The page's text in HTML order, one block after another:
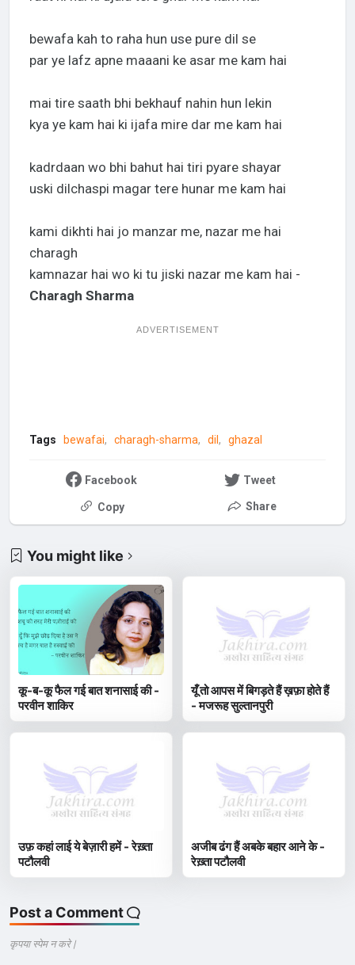
bewafa kah to raha hun use pure dil se
par ye lafz apne maaani ke asar me kam hai
mai tire saath bhi bekhauf nahin hun lekin
kya ye kam hai ki ijafa mire dar me kam hai
kadrdaan wo bhi bahut hai tiri pyare shayar
uski dilchaspi magar tere hunar me kam hai
kami dikhti hai jo manzar me, nazar me hai
charagh
kamnazar hai wo ki tu jiski nazar me kam hai -
Charagh Sharma
ADVERTISEMENT
Tags bewafai charagh-sharma dil ghazal
Facebook Tweet
Copy Share
You might like
कू-ब-कू फैल गई बात शनासाई की -
परवीन शाकिर
यूँ तो आपस में बिगड़ते हैं ख़फ़ा होते हैं
- मजरूह सुल्तानपुरी
उफ़ कहां लाई ये बेज़ारी हमें - रेख़्ता
पटौलवी
अजीब ढंग हैं अबके बहार आने के -
रेख़्ता पटौलवी
Post a Comment
कृपया स्पेम न करे |